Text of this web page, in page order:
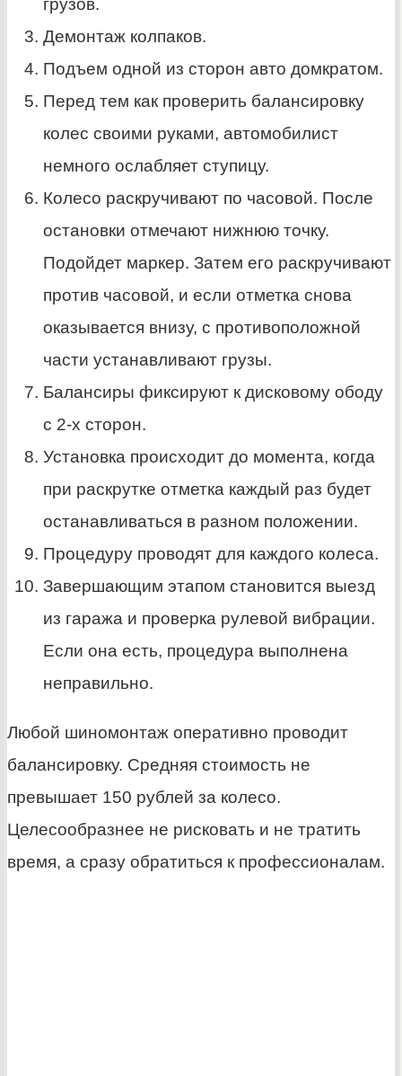
Демонтаж колпаков.
Подъем одной из сторон авто домкратом.
Перед тем как проверить балансировку
колес своими руками, автомобилист
немного ослабляет ступицу.
Колесо раскручивают по часовой. После
остановки отмечают нижнюю точку.
Подойдет маркер. Затем его раскручивают
против часовой, и если отметка снова
оказывается внизу, с противоположной
части устанавливают грузы.
Балансиры фиксируют к дисковому ободу
с 2-х сторон.
Установка происходит до момента, когда
при раскрутке отметка каждый раз будет
останавливаться в разном положении.
Процедуру проводят для каждого колеса.
Завершающим этапом становится выезд
из гаража и проверка рулевой вибрации.
Если она есть, процедура выполнена
неправильно.
Любой шиномонтаж оперативно проводит
балансировку. Средняя стоимость не
превышает 150 рублей за колесо.
Целесообразнее не рисковать и не тратить
время, а сразу обратиться к профессионалам.